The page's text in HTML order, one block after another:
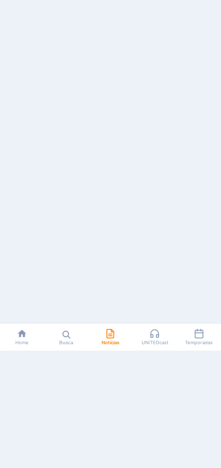
Home Busca Notícias UNITEDcast Temporadas